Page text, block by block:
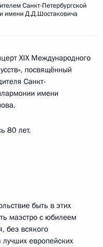
Санкт-Петербургской
имени Д.Д.Шостаковича
XIX Международного
посвящённый
Санкт-
имени
80 лет.
быть в этих
маэстро с юбилеем
без всякого
европейских